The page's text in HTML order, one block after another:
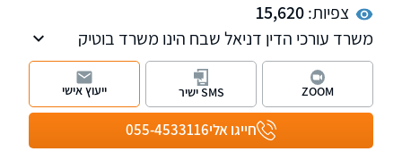
צפיות:15,620
משרד עורכי הדין דניאל שבח הינו משרד בוטיק
מוביל בתחומו, עם ניסיון של 31 שנה בייצוג לקוחות
פרטיים בתביעות ביטוח, נזיקין וזכויות רפואיות.
המשרד מתגאה במחויבותו להבטיח את הפיצוי
המקסימלי האפשרי עבור לקוחותיו. עו"ד דניאל
שבח, בוגר קורס חובלים וקצין בכיר במילואים,
חייגו אלי055-4533116
ZOOM SMS ישיר ייעוץ אישי